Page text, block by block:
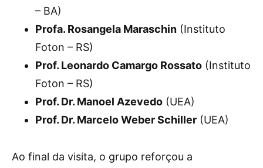
– BA)
Profa. Rosangela Maraschin (Instituto
Foton – RS)
Prof. Leonardo Camargo Rossato (Instituto
Foton – RS)
Prof. Dr. Manoel Azevedo (UEA)
Prof. Dr. Marcelo Weber Schiller (UEA)
Ao final da visita, o grupo reforçou a